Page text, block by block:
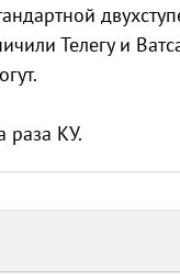
Телегу и
раза КУ.